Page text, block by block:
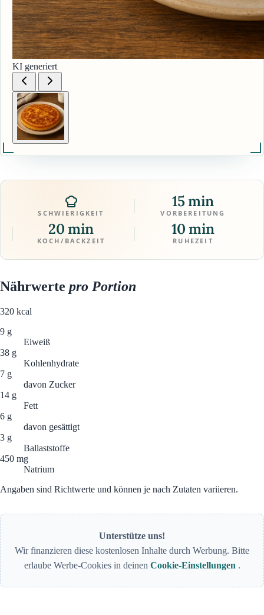
KI generiert
SCHWIERIGKEIT
15 min
VORBEREITUNG
20 min
KOCH/BACKZEIT
10 min
RUHEZEIT
Nährwerte pro Portion
320 kcal
9 g
Eiweiß
38 g
Kohlenhydrate
7 g
davon Zucker
14 g
Fett
6 g
davon gesättigt
3 g
Ballaststoffe
450 mg
Natrium
Angaben sind Richtwerte und können je nach Zutaten variieren.
Unterstütze uns!
Wir finanzieren diese kostenlosen Inhalte durch Werbung. Bitte
erlaube Werbe-Cookies in deinen Cookie-Einstellungen .